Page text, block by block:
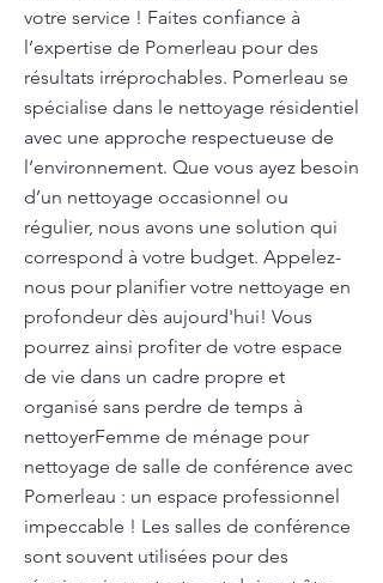
votre service ! Faites confiance à
l’expertise de Pomerleau pour des
résultats irréprochables. Pomerleau se
spécialise dans le nettoyage résidentiel
avec une approche respectueuse de
l’environnement. Que vous ayez besoin
d’un nettoyage occasionnel ou
régulier, nous avons une solution qui
correspond à votre budget. Appelez-
nous pour planifier votre nettoyage en
profondeur dès aujourd'hui! Vous
pourrez ainsi profiter de votre espace
de vie dans un cadre propre et
organisé sans perdre de temps à
nettoyerFemme de ménage pour
nettoyage de salle de conférence avec
Pomerleau : un espace professionnel
impeccable ! Les salles de conférence
sont souvent utilisées pour des